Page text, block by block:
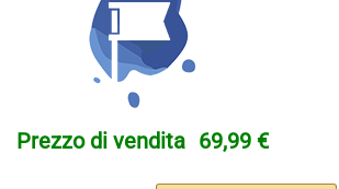
Prezzo di vendita 69,99 €